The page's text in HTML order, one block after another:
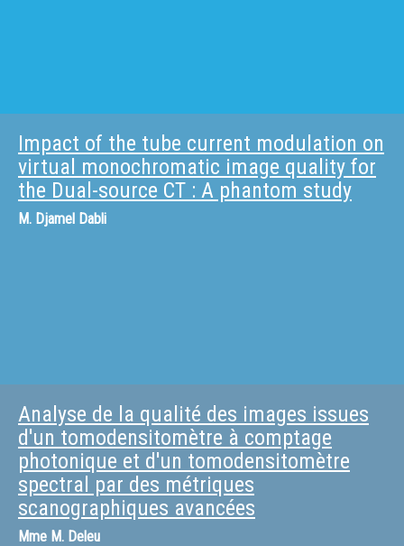
Impact of the tube current modulation on
virtual monochromatic image quality for
the Dual-source CT : A phantom study
M. Djamel Dabli
Analyse de la qualité des images issues
d'un tomodensitomètre à comptage
photonique et d'un tomodensitomètre
spectral par des métriques
scanographiques avancées
Mme M. Deleu